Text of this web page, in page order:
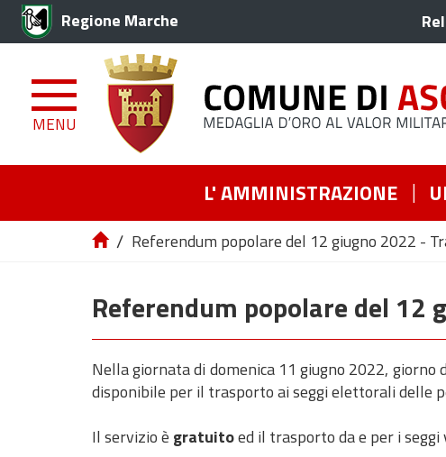
Regione Marche
MENU
L' AMMINISTRAZIONE
/ Referendum popolare del 12 giugno 2022 -
Referendum popolare del 12
Nella giornata di domenica 11 giugno 2022, giorno
disponibile per il trasporto ai seggi elettorali delle
Il servizio è gratuitoed il trasporto da e per i